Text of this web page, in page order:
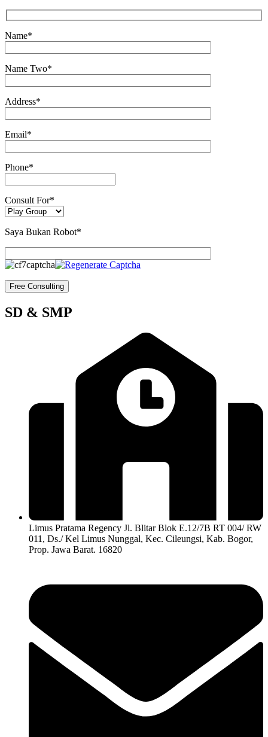
Name*
Name Two*
Address*
Email*
Phone*
Consult For*
Saya Bukan Robot*
SD & SMP
Limus Pratama Regency Jl. Blitar Blok E.12/7B RT 004/ RW
011, Ds./ Kel Limus Nunggal, Kec. Cileungsi, Kab. Bogor,
Prop. Jawa Barat. 16820